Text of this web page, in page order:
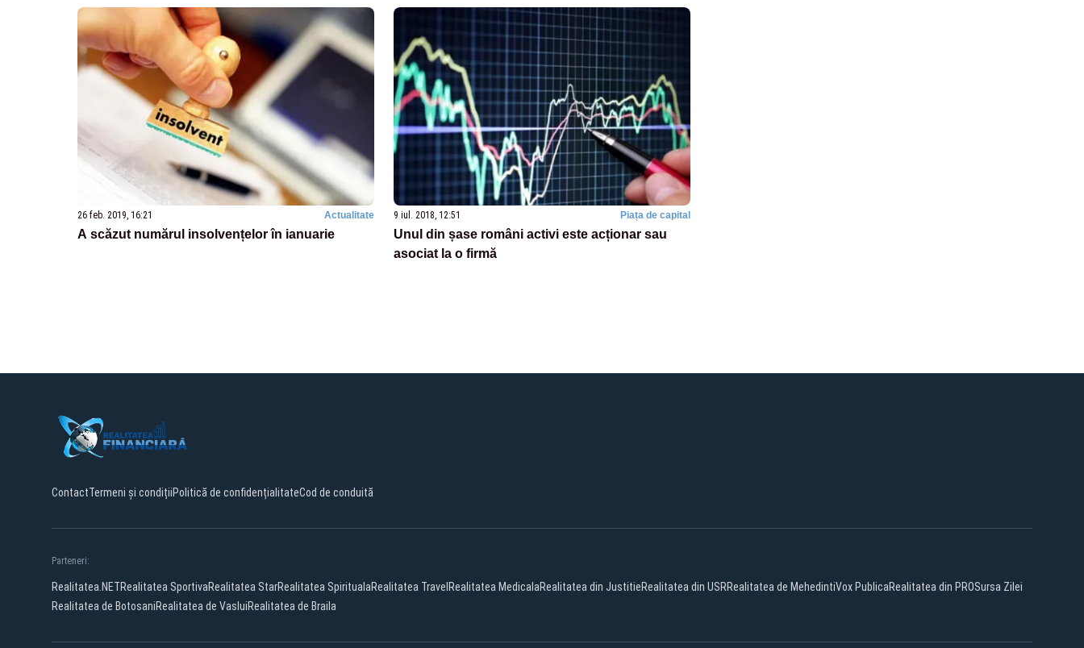
26 feb. 2019, 16:21 Actualitate
A scăzut numărul insolvențelor în ianuarie
9 iul. 2018, 12:51 Piața de capital
Unul din șase români activi este acționar sau
asociat la o firmă
ContactTermeni și condițiiPolitică de confidențialitateCod de conduită
Parteneri:
Realitatea.NETRealitatea SportivaRealitatea StarRealitatea SpiritualaRealitatea Travel Realitatea MedicalaRealitatea din JustitieRealitatea din USRRealitatea de MehedintiVox PublicaRealitatea din PROSursa Zilei
Realitatea de BotosaniRealitatea de VasluiRealitatea de Braila